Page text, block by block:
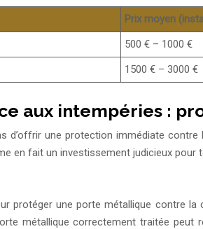
Prix moyen
500 € – 1000 €
1500 € – 3000 €
aux intempéries :
d’offrir une protection immédiate
en fait un investissement judicieux
protéger une porte métallique contre
métallique correctement traitée